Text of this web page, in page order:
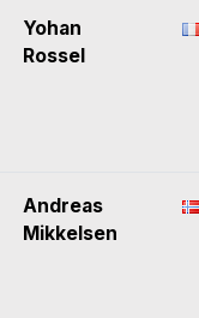
Yohan
Rossel
Andreas
Mikkelsen